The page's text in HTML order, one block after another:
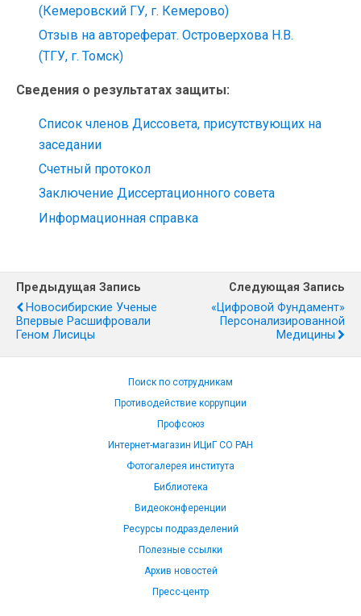
(Кемеровский ГУ, г. Кемерово)
Отзыв на автореферат. Островерхова Н.В.
(ТГУ, г. Томск)
Сведения о результатах защиты:
Список членов Диссовета, присутствующих на
заседании
Счетный протокол
Заключение Диссертационного совета
Информационная справка
Предыдущая Запись
Новосибирские Ученые
Впервые Расшифровали
Геном Лисицы
Следующая Запись
«Цифровой Фундамент»
Персонализированной
Медицины
Поиск по сотрудникам
Противодействие коррупции
Профсоюз
Интернет-магазин ИЦиГ СО РАН
Фотогалерея института
Библиотека
Видеоконференции
Ресурсы подразделений
Полезные ссылки
Архив новостей
Пресс-центр